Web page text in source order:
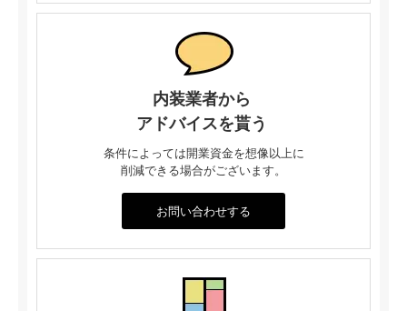
内装業者から
アドバイスを貰う
条件によっては開業資金を想像以上に
削減できる場合がございます。
お問い合わせする